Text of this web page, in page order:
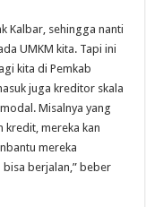
Kalbar, sehingga nanti
UMKM kita. Tapi ini
kita di Pemkab
juga kreditor skala
Misalnya yang
kredit, mereka kan
mereka
berjalan,” beber